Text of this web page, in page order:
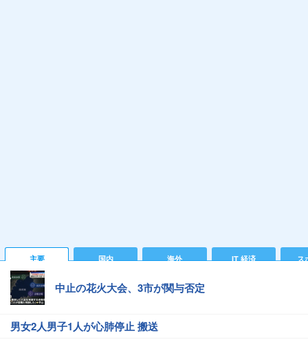
主要 国内 海外 IT 経済 ス
中止の花火大会、3市が関与否定
男女2人男子1人が心肺停止 搬送